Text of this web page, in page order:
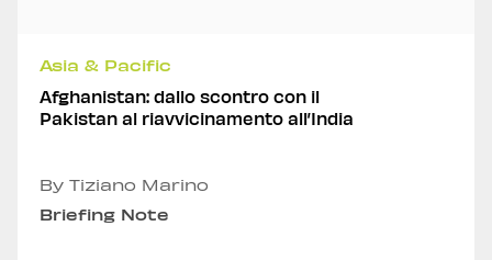
Asia & Pacific
Afghanistan: dallo scontro con il
Pakistan al riavvicinamento all’India
By Tiziano Marino
Briefing Note